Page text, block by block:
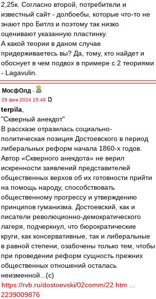
2,25к. Согласно второй, потребители и
известный сайт - долбоебы, которые что-то не
знают про Битлз и поэтому так низко
оценивают указанную пластинку.
А какой теории в даном случае
придерживаетесь вы? Да, тому, кто найдет и
обоснует в чем подвох в примере с 2 теориями
- Lagavulin.
МосфОлд -
29 фев 2024 15:48
terpila
"Скверный анекдот"
В рассказе отразилась социально-
политическая позиция Достоевского в период
либеральных реформ начала 1860-х годов.
Автор «Скверного анекдота» не верил
искренности заявлений представителей
общественных верхов об их готовности прийти
на помощь народу, способствовать
общественному прогрессу и утверждению
принципов гуманизма. Достоевский, как и
писатели революционно-демократического
лагеря, подчеркнул, что бюрократические
круги, как консервативные, так и либеральные
в равной степени, озабочены только тем, чтобы
при проведении реформ сущность прежних
общественных отношений осталась
неизменной...(с)
https://rvb.ru/dostoevski/02comm/22.htm ...
2239009876